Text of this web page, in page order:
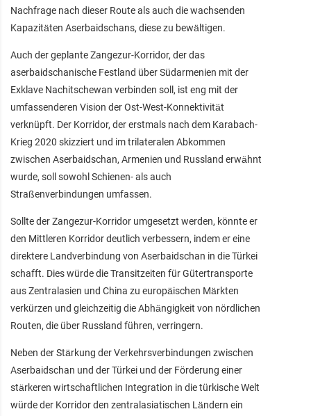
Nachfrage nach dieser Route als auch die wachsenden
Kapazitäten Aserbaidschans, diese zu bewältigen.
Auch der geplante Zangezur-Korridor, der das
aserbaidschanische Festland über Südarmenien mit der
Exklave Nachitschewan verbinden soll, ist eng mit der
umfassenderen Vision der Ost-West-Konnektivität
verknüpft. Der Korridor, der erstmals nach dem Karabach-
Krieg 2020 skizziert und im trilateralen Abkommen
zwischen Aserbaidschan, Armenien und Russland erwähnt
wurde, soll sowohl Schienen- als auch
Straßenverbindungen umfassen.
Sollte der Zangezur-Korridor umgesetzt werden, könnte er
den Mittleren Korridor deutlich verbessern, indem er eine
direktere Landverbindung von Aserbaidschan in die Türkei
schafft. Dies würde die Transitzeiten für Gütertransporte
aus Zentralasien und China zu europäischen Märkten
verkürzen und gleichzeitig die Abhängigkeit von nördlichen
Routen, die über Russland führen, verringern.
Neben der Stärkung der Verkehrsverbindungen zwischen
Aserbaidschan und der Türkei und der Förderung einer
stärkeren wirtschaftlichen Integration in die türkische Welt
würde der Korridor den zentralasiatischen Ländern ein